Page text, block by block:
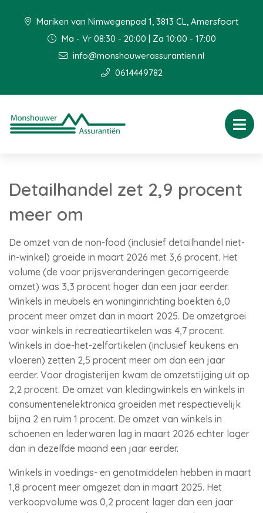
Mariken van Nimwegenpad 1, 3813 CL, Amersfoort
Ma - Vr 08:30 - 20:00 | Za 10:00 - 17:00
info@monshouwerassurantien.nl
0614449782
Detailhandel zet 2,9 procent
meer om
De omzet van de non-food (inclusief detailhandel niet-
in-winkel) groeide in maart 2026 met 3,6 procent. Het
volume (de voor prijsveranderingen gecorrigeerde
omzet) was 3,3 procent hoger dan een jaar eerder.
Winkels in meubels en woninginrichting boekten 6,0
procent meer omzet dan in maart 2025. De omzetgroei
voor winkels in recreatieartikelen was 4,7 procent.
Winkels in doe-het-zelfartikelen (inclusief keukens en
vloeren) zetten 2,5 procent meer om dan een jaar
eerder. Voor drogisterijen kwam de omzetstijging uit op
2,2 procent. De omzet van kledingwinkels en winkels in
consumentenelektronica groeiden met respectievelijk
bijna 2 en ruim 1 procent. De omzet van winkels in
schoenen en lederwaren lag in maart 2026 echter lager
dan in dezelfde maand een jaar eerder.
Winkels in voedings- en genotmiddelen hebben in maart
1,8 procent meer omgezet dan in maart 2025. Het
verkoopvolume was 0,2 procent lager dan een jaar